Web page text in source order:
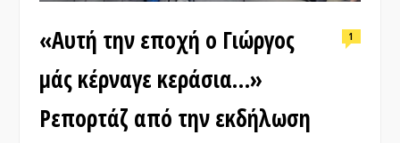
«Αυτή την εποχή ο Γιώργος
μάς κέρναγε κεράσια…»
Ρεπορτάζ από την εκδήλωση
1